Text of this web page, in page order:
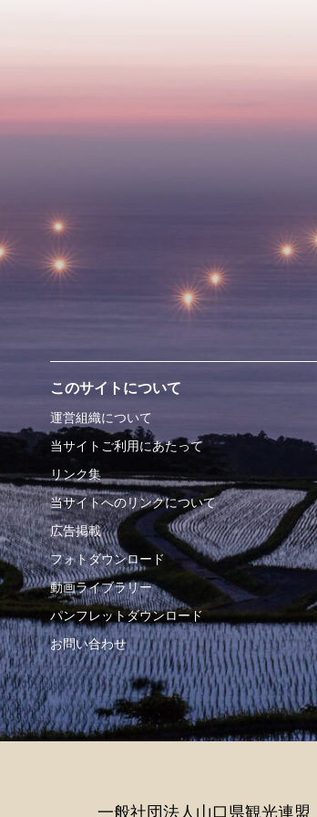
このサイトについて
運営組織について
当サイトご利用にあたって
リンク集
当サイトへのリンクについて
広告掲載
フォトダウンロード
動画ライブラリー
パンフレットダウンロード
お問い合わせ
一般社団法人山口県観光連盟